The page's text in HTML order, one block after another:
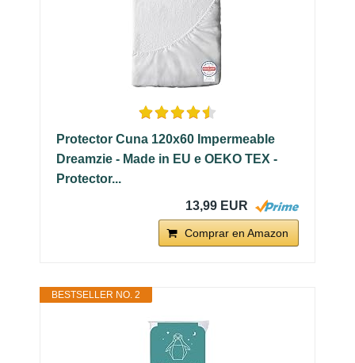
Protector Cuna 120x60 Impermeable
Dreamzie - Made in EU e OEKO TEX -
Protector...
13,99 EUR
Comprar en Amazon
BESTSELLER NO. 2